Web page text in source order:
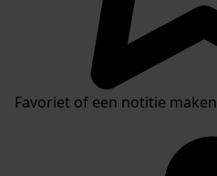
Favoriet of een notitie maken